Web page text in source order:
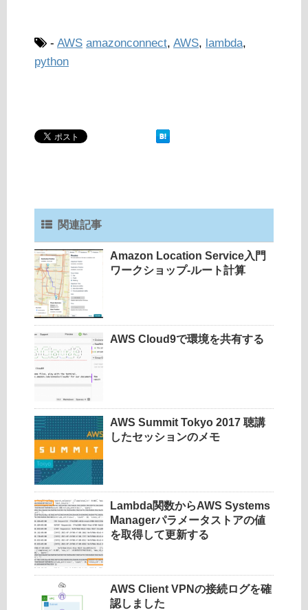
- AWS amazonconnect, AWS, lambda,
python
関連記事
Amazon Location Service入門
ワークショップ-ルート計算
AWS Cloud9で環境を共有する
AWS Summit Tokyo 2017 聴講
したセッションのメモ
Lambda関数からAWS Systems
Managerパラメータストアの値
を取得して更新する
AWS Client VPNの接続ログを確
認しました